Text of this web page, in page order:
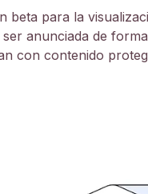
beta para la
ser anunciada de
con contenido